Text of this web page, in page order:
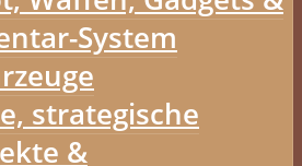
System
strategische
&